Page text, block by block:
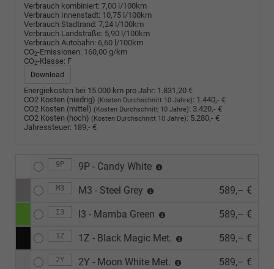
Verbrauch kombiniert: 7,00 l/100km
Verbrauch Innenstadt: 10,75 l/100km
Verbrauch Stadtrand: 7,24 l/100km
Verbrauch Landstraße: 5,90 l/100km
Verbrauch Autobahn: 6,60 l/100km
CO2-Emissionen: 160,00 g/km
CO2-Klasse: F
Download
Energiekosten bei 15.000 km pro Jahr: 1.831,20 €
CO2 Kosten (niedrig) (Kosten Durchschnitt 10 Jahre): 1.440,- €
CO2 Kosten (mittel) (Kosten Durchschnitt 10 Jahre): 3.420,- €
CO2 Kosten (hoch) (Kosten Durchschnitt 10 Jahre): 5.280,- €
Jahressteuer: 189,- €
9P 9P - Candy White
M3 M3 - Steel Grey 589,– €
I3 I3 - Mamba Green 589,– €
1Z 1Z - Black Magic Met. 589,– €
2Y 2Y - Moon White Met. 589,– €